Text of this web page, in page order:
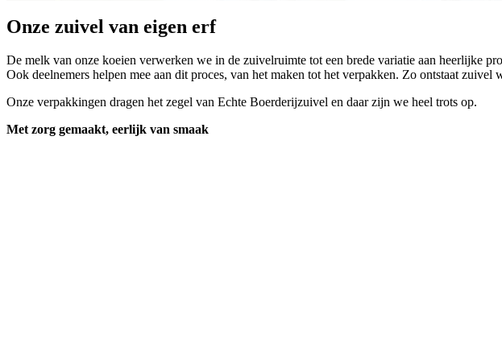
Onze zuivel van eigen erf
De melk van onze koeien verwerken we in de zuivelruimte tot een brede variatie aan heerlijke
Ook deelnemers helpen mee aan dit proces, van het maken tot het verpakken. Zo ontstaat zuivel
Onze verpakkingen dragen het zegel van Echte Boerderijzuivel en daar zijn we heel trots op.
Met zorg gemaakt, eerlijk van smaak